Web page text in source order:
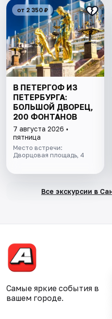
от 2 350 ₽
В ПЕТЕРГОФ ИЗ
ПЕТЕРБУРГА:
БОЛЬШОЙ ДВОРЕЦ,
200 ФОНТАНОВ
7 августа 2026 •
пятница
Место встречи:
Дворцовая площадь, 4
Все экскурсии в
Самые яркие события в
вашем городе.